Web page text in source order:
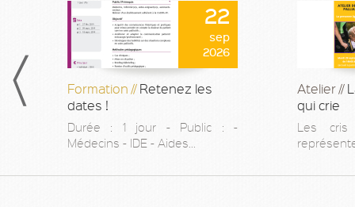
22
sep
2026
Formation //Retenez les
dates !
Durée : 1 jour - Public : -
Médecins - IDE - Aides...
Atelier //
qui crie
Les